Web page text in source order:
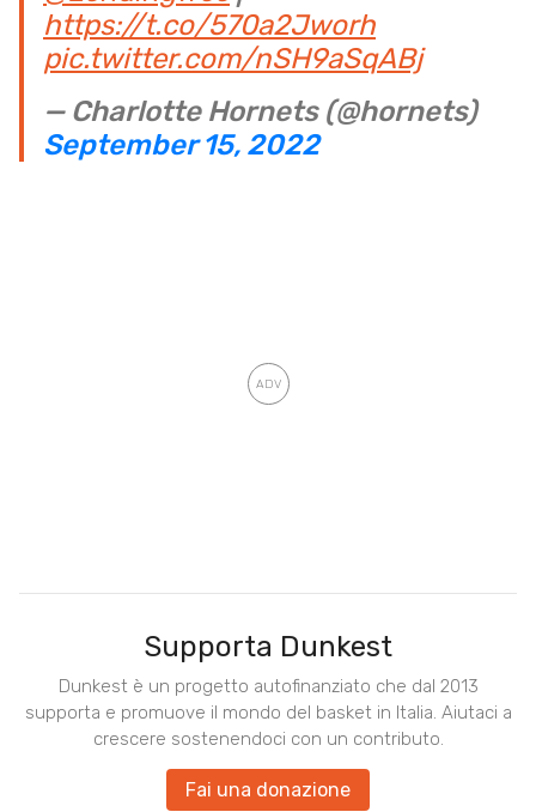
https://t.co/570a2Jworh
pic.twitter.com/nSH9aSqABj
— Charlotte Hornets (@hornets)
September 15, 2022
Supporta Dunkest
Dunkest è un progetto autofinanziato che dal 2013
supporta e promuove il mondo del basket in Italia. Aiutaci a
crescere sostenendoci con un contributo.
Fai una donazione